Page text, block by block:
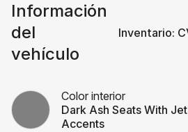
Información
del
vehículo
Inventario:
Color interior
Dark Ash Seats With
Accents